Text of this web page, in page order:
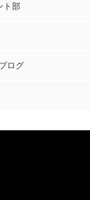
ト部
ログ